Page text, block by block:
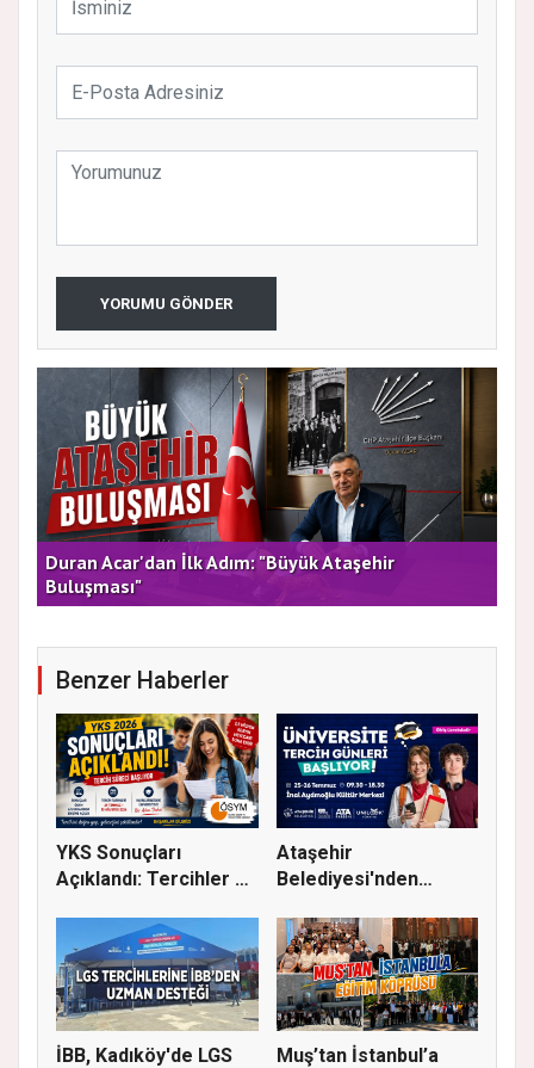
YORUMU GÖNDER
Duran Acar'dan İlk Adım: "Büyük Ataşehir
Buluşması"
Benzer Haberler
YKS Sonuçları
Açıklandı: Tercihler 29
Ataşehir
Belediyesi'nden
İBB, Kadıköy'de LGS
Muş’tan İstanbul’a